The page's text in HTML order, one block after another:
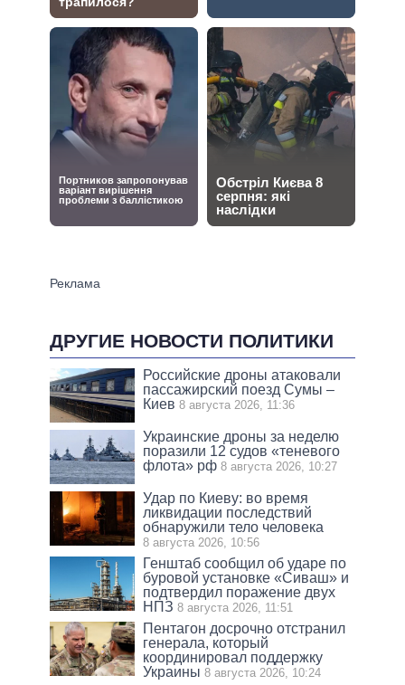
ДРУГИЕ НОВОСТИ ПОЛИТИКИ
Российские дроны атаковали
пассажирский поезд Сумы –
Киев 8 августа 2026, 11:36
Украинские дроны за неделю
поразили 12 судов «теневого
флота» рф 8 августа 2026, 10:27
Удар по Киеву: во время
ликвидации последствий
обнаружили тело человека
8 августа 2026, 10:56
Генштаб сообщил об ударе по
буровой установке «Сиваш» и
подтвердил поражение двух
НПЗ 8 августа 2026, 11:51
Пентагон досрочно отстранил
генерала, который
координировал поддержку
Украины 8 августа 2026, 10:24